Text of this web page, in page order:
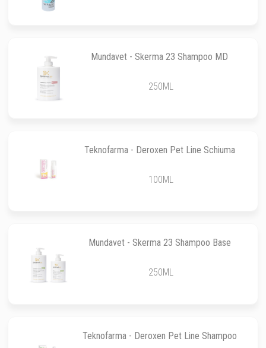
Mundavet - Skerma 23 Shampoo MD
250ML
Teknofarma - Deroxen Pet Line Schiuma
100ML
Mundavet - Skerma 23 Shampoo Base
250ML
Teknofarma - Deroxen Pet Line Shampoo